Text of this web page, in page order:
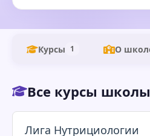
Курсы 1 О
Все курсы школы
Лига Нутрициологии